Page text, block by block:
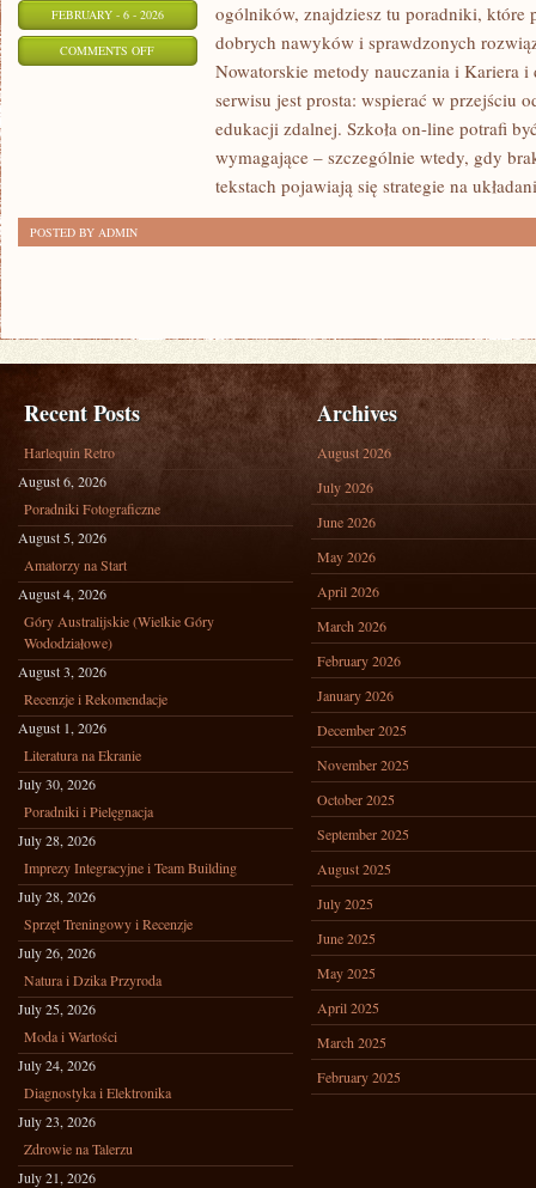
FEBRUARY - 6 - 2026
COMMENTS OFFON
NAUCZANIE
HYBRYDOWE
ogólników, znajdziesz tu poradniki, które
dobrych nawyków i sprawdzonych
Nowatorskie metody nauczania i Kariera i
serwisu jest prosta: wspierać w przejściu
edukacji zdalnej. Szkoła on-line potrafi
wymagające – szczególnie wtedy, gdy
tekstach pojawiają się strategie na
POSTED BY ADMIN
Recent Posts
Harlequin Retro
August 6, 2026
Poradniki Fotograficzne
August 5, 2026
Amatorzy na Start
August 4, 2026
Góry Australijskie (Wielkie Góry
Wododziałowe)
August 3, 2026
Recenzje i Rekomendacje
August 1, 2026
Literatura na Ekranie
July 30, 2026
Poradniki i Pielęgnacja
July 28, 2026
Imprezy Integracyjne i Team Building
July 28, 2026
Sprzęt Treningowy i Recenzje
July 26, 2026
Natura i Dzika Przyroda
July 25, 2026
Moda i Wartości
July 24, 2026
Diagnostyka i Elektronika
July 23, 2026
Zdrowie na Talerzu
July 21, 2026
Archives
August 2026
July 2026
June 2026
May 2026
April 2026
March 2026
February 2026
January 2026
December 2025
November 2025
October 2025
September 2025
August 2025
July 2025
June 2025
May 2025
April 2025
March 2025
February 2025